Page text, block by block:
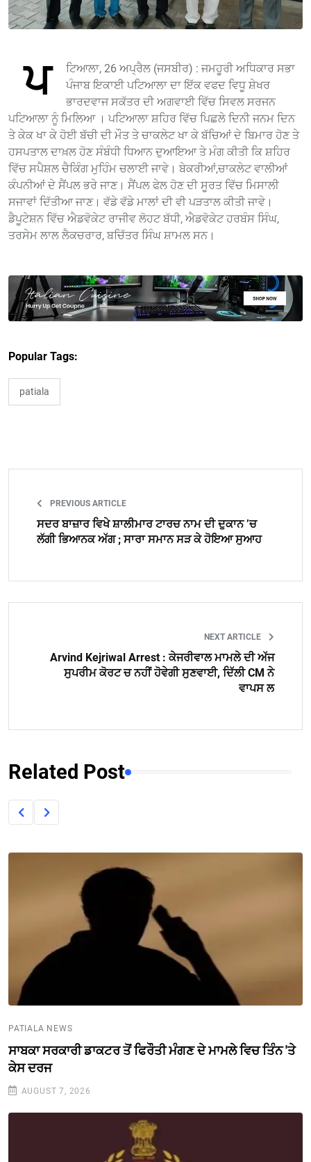
ਪ
ਟਿਆਲਾ, 26 ਅਪ੍ਰੈਲ (ਜਸਬੀਰ) : ਜਮਹੂਰੀ ਅਧਿਕਾਰ ਸਭਾ
ਪੰਜਾਬ ਇਕਾਈ ਪਟਿਆਲਾ ਦਾ ਇੱਕ ਵਫਦ ਵਿਧੂ ਸ਼ੇਖਰ
ਭਾਰਦਵਾਜ ਸਕੱਤਰ ਦੀ ਅਗਵਾਈ ਵਿੱਚ ਸਿਵਲ ਸਰਜਨ
ਪਟਿਆਲਾ ਨੂੰ ਮਿਲਿਆ । ਪਟਿਆਲਾ ਸ਼ਹਿਰ ਵਿੱਚ ਪਿਛਲੇ ਦਿਨੀ ਜਨਮ ਦਿਨ
ਤੇ ਕੇਕ ਖਾ ਕੇ ਹੋਈ ਬੱਚੀ ਦੀ ਮੌਤ ਤੇ ਚਾਕਲੇਟ ਖਾ ਕੇ ਬੱਚਿਆਂ ਦੇ ਬਿਮਾਰ ਹੋਣ ਤੇ
ਹਸਪਤਾਲ ਦਾਖ਼ਲ ਹੋਣ ਸੰਬੰਧੀ ਧਿਆਨ ਦੁਆਇਆ ਤੇ ਮੰਗ ਕੀਤੀ ਕਿ ਸ਼ਹਿਰ
ਵਿੱਚ ਸਪੈਸ਼ਲ ਚੈਕਿੰਗ ਮੁਹਿੰਮ ਚਲਾਈ ਜਾਵੇ। ਬੇਕਰੀਆਂ,ਚਾਕਲੇਟ ਵਾਲੀਆਂ
ਕੰਪਨੀਆਂ ਦੇ ਸੈਂਪਲ ਭਰੇ ਜਾਣ। ਸੈਂਪਲ ਫੇਲ ਹੋਣ ਦੀ ਸੂਰਤ ਵਿੱਚ ਮਿਸਾਲੀ
ਸਜਾਵਾਂ ਦਿੱਤੀਆ ਜਾਣ। ਵੱਡੇ ਵੱਡੇ ਮਾਲਾਂ ਦੀ ਵੀ ਪੜਤਾਲ ਕੀਤੀ ਜਾਵੇ।
ਡੈਪੂਟੇਸ਼ਨ ਵਿੱਚ ਐਡਵੋਕੇਟ ਰਾਜੀਵ ਲੋਹਟ ਬੱਧੀ, ਐਡਵੋਕੇਟ ਹਰਬੰਸ ਸਿੰਘ,
ਤਰਸੇਮ ਲਾਲ ਲੈਕਚਰਾਰ, ਬਚਿੱਤਰ ਸਿੰਘ ਸ਼ਾਮਲ ਸਨ।
Popular Tags:
patiala
PREVIOUS ARTICLE
ਸਦਰ ਬਾਜ਼ਾਰ ਵਿਖੇ ਸ਼ਾਲੀਮਾਰ ਟਾਰਚ ਨਾਮ ਦੀ ਦੁਕਾਨ ’ਚ
ਲੱਗੀ ਭਿਆਨਕ ਅੱਗ ; ਸਾਰਾ ਸਮਾਨ ਸੜ ਕੇ ਹੋਇਆ ਸੁਆਹ
NEXT ARTICLE
Arvind Kejriwal Arrest : ਕੇਜਰੀਵਾਲ ਮਾਮਲੇ ਦੀ ਅੱਜ
ਸੁਪਰੀਮ ਕੋਰਟ ਚ ਨਹੀਂ ਹੋਵੇਗੀ ਸੁਣਵਾਈ, ਦਿੱਲੀ CM ਨੇ
ਵਾਪਸ ਲ
Related Post
PATIALA NEWS
ਸਾਬਕਾ ਸਰਕਾਰੀ ਡਾਕਟਰ ਤੋਂ ਫਿਰੌਤੀ ਮੰਗਣ ਦੇ ਮਾਮਲੇ ਵਿਚ ਤਿੰਨ 'ਤੇ
ਕੇਸ ਦਰਜ
AUGUST 7, 2026